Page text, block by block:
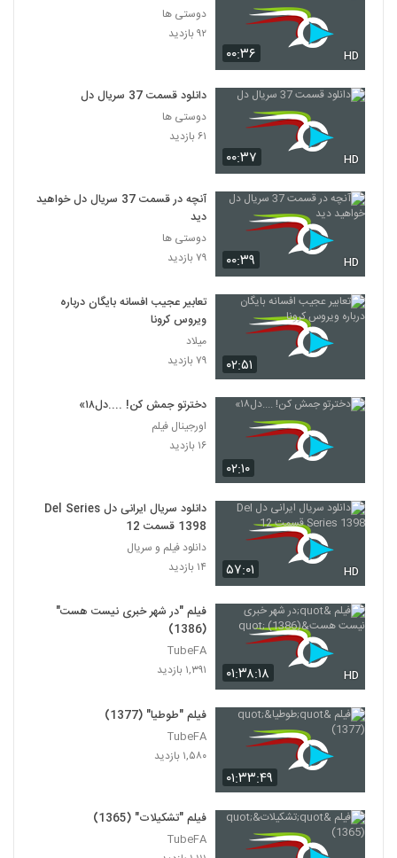
۰۰:۳۶ HD
دوستی ها
۹۲ بازدید
۰۰:۳۷ HD
دانلود قسمت 37 سریال دل
دوستی ها
۶۱ بازدید
۰۰:۳۹ HD
آنچه در قسمت 37 سریال دل خواهید
دید
دوستی ها
۷۹ بازدید
۰۲:۵۱
تعابیر عجیب افسانه بایگان درباره
ویروس کرونا
میلاد
۷۹ بازدید
۰۲:۱۰
دخترتو جمش کن! ....دل۱۸»
اورجینال فیلم
۱۶ بازدید
۵۷:۰۱ HD
دانلود سریال ایرانی دل Del Series
1398 قسمت 12
دانلود فیلم و سریال
۱۴ بازدید
۰۱:۳۸:۱۸ HD
فیلم "در شهر خبری نیست هست"
(1386)
TubeFA
۱,۳۹۱ بازدید
۰۱:۳۳:۴۹
فیلم "طوطیا" (1377)
TubeFA
۱,۵۸۰ بازدید
فیلم "تشکیلات" (1365)
TubeFA